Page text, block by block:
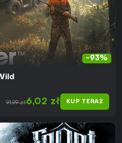
-93%
91,99 zł6,02 zł KUP TERAZ